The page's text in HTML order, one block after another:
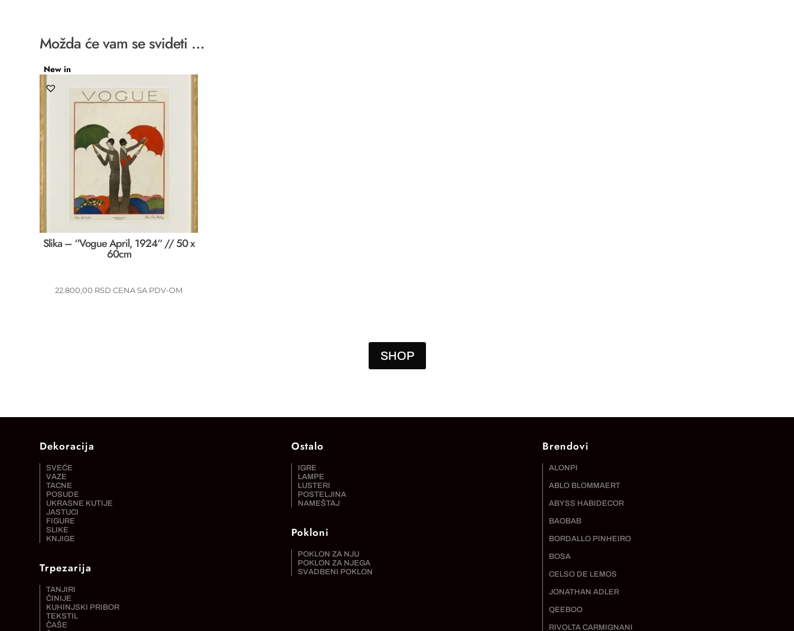
Možda će vam se svideti …
New in
Slika – “Vogue April, 1924“ // 50 x
60cm
22.800,00 RSD CENA SA PDV-OM
SHOP
Dekoracija
SVEĆE
VAZE
TACNE
POSUDE
UKRASNE KUTIJE
JASTUCI
FIGURE
SLIKE
KNJIGE
Trpezarija
TANJIRI
ČINIJE
KUHINJSKI PRIBOR
TEKSTIL
ČAŠE
Ostalo
IGRE
LAMPE
LUSTERI
POSTELJINA
NAMEŠTAJ
Pokloni
POKLON ZA NJU
POKLON ZA NJEGA
SVADBENI POKLON
Brendovi
ALONPI
ABLO BLOMMAERT
ABYSS HABIDECOR
BAOBAB
BORDALLO PINHEIRO
BOSA
CELSO DE LEMOS
JONATHAN ADLER
QEEBOO
RIVOLTA CARMIGNANI